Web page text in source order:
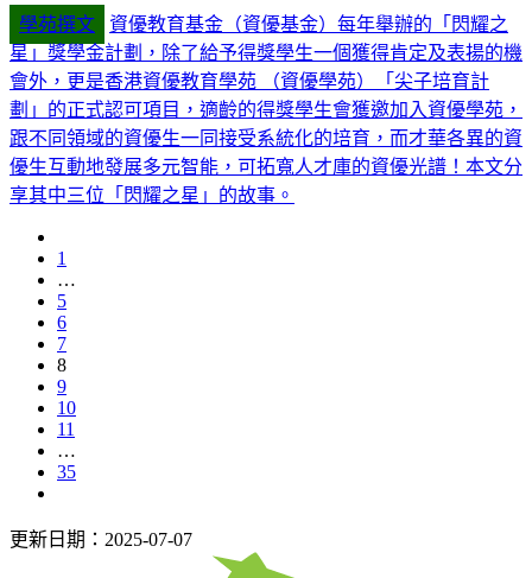
學苑撰文
資優教育基金（資優基金）每年舉辦的「閃耀之
星」獎學金計劃，除了給予得獎學生一個獲得肯定及表揚的機
會外，更是香港資優教育學苑 （資優學苑）「尖子培育計
劃」的正式認可項目，適齡的得獎學生會獲邀加入資優學苑，
跟不同領域的資優生一同接受系統化的培育，而才華各異的資
優生互動地發展多元智能，可拓寬人才庫的資優光譜！本文分
享其中三位「閃耀之星」的故事。
1
…
5
6
7
8
9
10
11
…
35
更新日期：2025-07-07